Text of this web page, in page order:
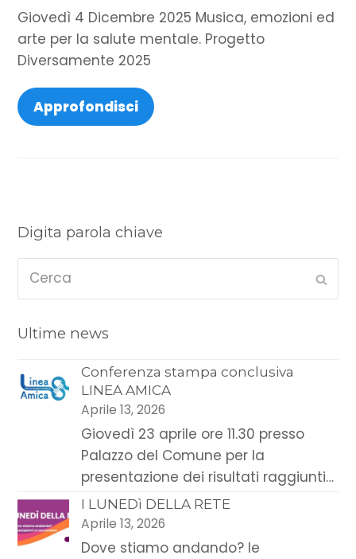
Giovedì 4 Dicembre 2025 Musica, emozioni ed
arte per la salute mentale. Progetto
Diversamente 2025
Approfondisci
Digita parola chiave
Cerca
Ultime news
Conferenza stampa conclusiva
LINEA AMICA
Aprile 13, 2026
Giovedì 23 aprile ore 11.30 presso
Palazzo del Comune per la
presentazione dei risultati raggiunti…
I LUNEDì DELLA RETE
Aprile 13, 2026
Dove stiamo andando? le